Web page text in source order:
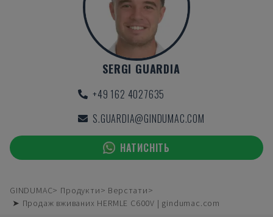
SERGI GUARDIA
+49 162 4027635
S.GUARDIA@GINDUMAC.COM
НАТИСНІТЬ
GINDUMAC Продукти
Верстати
➤ Продаж вживаних HERMLE C600V | gindumac.com